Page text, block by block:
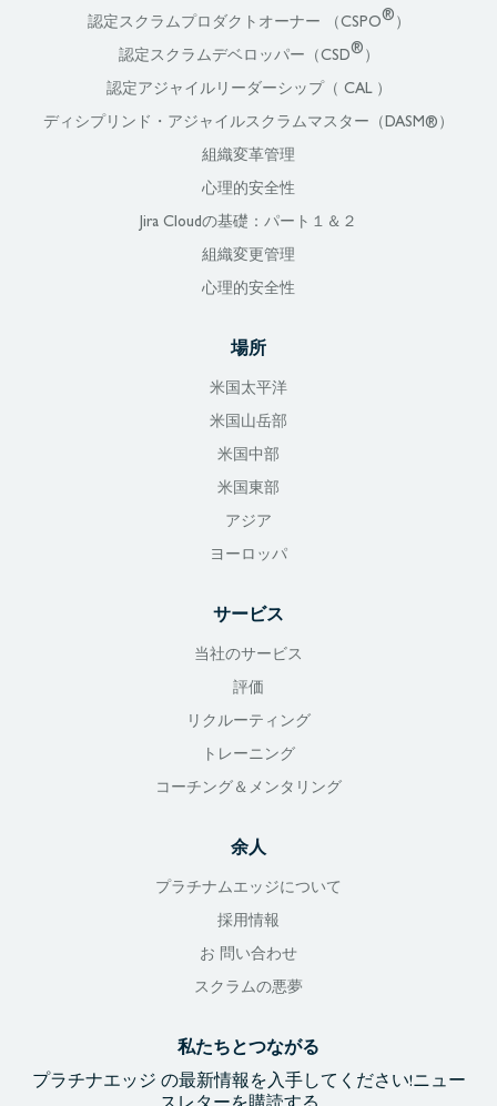
認定スクラムプロダクトオーナー （CSPO® ）
認定スクラムデベロッパー（CSD® ）
認定アジャイルリーダーシップ（ CAL ）
ディシプリンド・アジャイルスクラムマスター（DASM®）
組織変革管理
心理的安全性
Jira Cloudの基礎：パート１＆２
組織変更管理
心理的安全性
場所
米国太平洋
米国山岳部
米国中部
米国東部
アジア
ヨーロッパ
サービス
当社のサービス
評価
リクルーティング
トレーニング
コーチング＆メンタリング
余人
プラチナムエッジについて
採用情報
お 問い合わせ
スクラムの悪夢
私たちとつながる
プラチナエッジ の最新情報を入手してください!ニュー